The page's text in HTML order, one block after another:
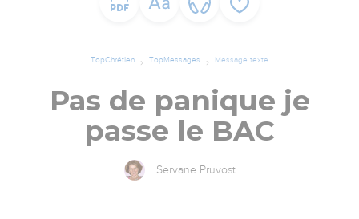
TopChrétien TopMessages Message texte
Pas de panique je
passe le BAC
Servane Pruvost